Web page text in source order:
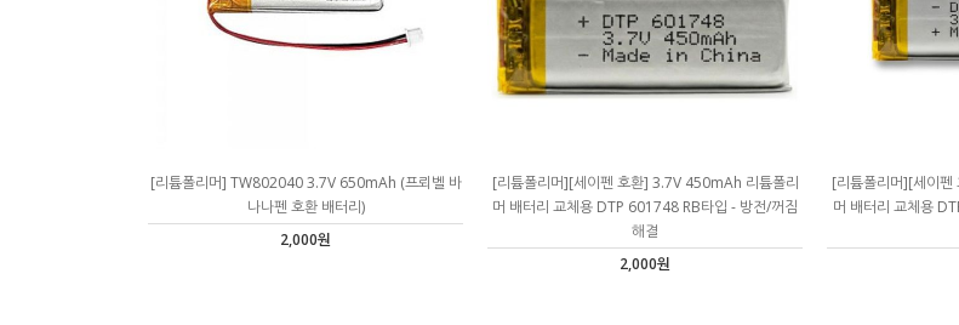
[리튬폴리머] TW802040 3.7V 650mAh (프뢰벨 바
나나펜 호환 배터리)
2,000원
[리튬폴리머][세이펜 호환] 3.7V 450mAh 리튬폴리
머 배터리 교체용 DTP 601748 RB타입 - 방전/꺼짐
해결
2,000원
[리튬폴리머][세이
머 배터리 교체용